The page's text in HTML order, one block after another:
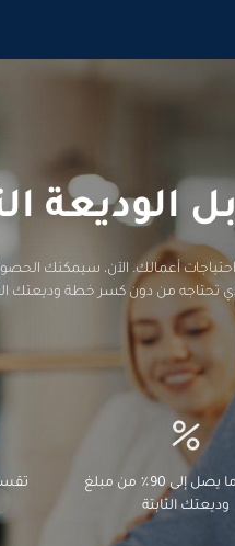
الوديعة
احتياجات أعمالك. الآن، سيمكنك
تحتاجه من دون كسر خطة وديعتك
اقتراض ما يصل إلى 90٪ من مبلغ
وديعتك الثابتة